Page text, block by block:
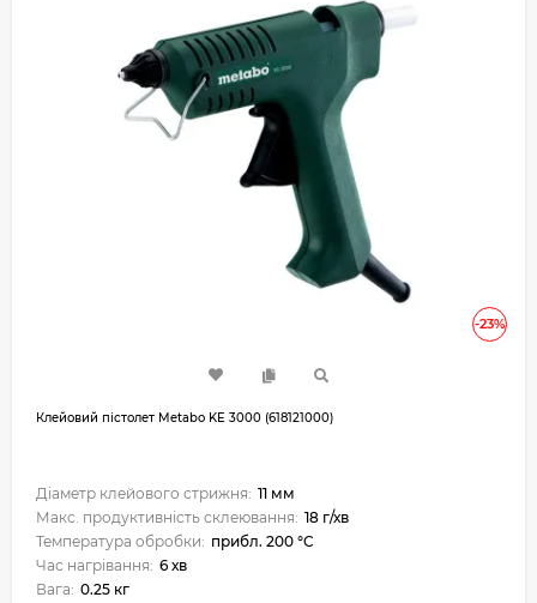
-23%
Клейовий пістолет Metabo KE 3000 (618121000)
Діаметр клейового стрижня: 11 мм
Макс. продуктивність склеювання: 18 г/хв
Температура обробки: прибл. 200 °C
Час нагрівання: 6 хв
Вага: 0.25 кг